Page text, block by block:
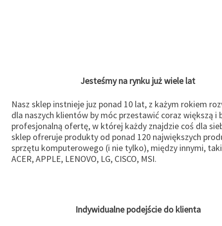
Jesteśmy na rynku już wiele lat
Nasz sklep instnieje juz ponad 10 lat, z każym rokiem
dla naszych klientów by móc przestawić coraz większą i
profesjonalną ofertę, w której każdy znajdzie coś dla
sklep ofreruje produkty od ponad 120 największych
sprzętu komputerowego (i nie tylko), między innymi,
ACER, APPLE, LENOVO, LG, CISCO, MSI.
Indywidualne podejście do klienta